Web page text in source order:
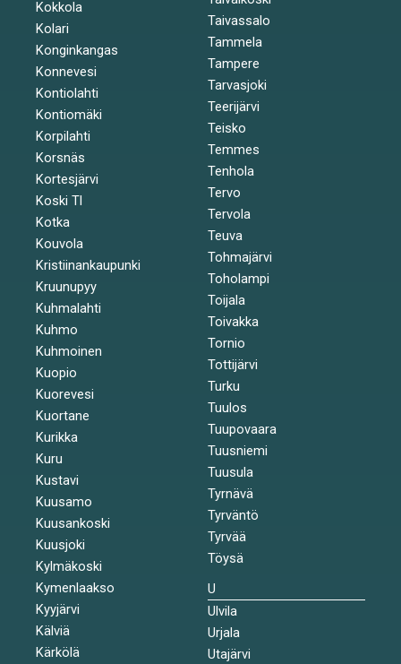
Kokkola
Kolari
Konginkangas
Konnevesi
Kontiolahti
Kontiomäki
Korpilahti
Korsnäs
Kortesjärvi
Koski Tl
Kotka
Kouvola
Kristiinankaupunki
Kruunupyy
Kuhmalahti
Kuhmo
Kuhmoinen
Kuopio
Kuorevesi
Kuortane
Kurikka
Kuru
Kustavi
Kuusamo
Kuusankoski
Kuusjoki
Kylmäkoski
Kymenlaakso
Kyyjärvi
Kälviä
Kärkölä
Taivassalo
Tammela
Tampere
Tarvasjoki
Teerijärvi
Teisko
Temmes
Tenhola
Tervo
Tervola
Teuva
Tohmajärvi
Toholampi
Toijala
Toivakka
Tornio
Tottijärvi
Turku
Tuulos
Tuupovaara
Tuusniemi
Tuusula
Tyrnävä
Tyrväntö
Tyrvää
Töysä
U
Ulvila
Urjala
Utajärvi